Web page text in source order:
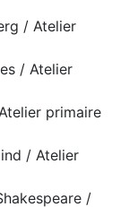
/ Atelier
/ Atelier
primaire
/ Atelier
/